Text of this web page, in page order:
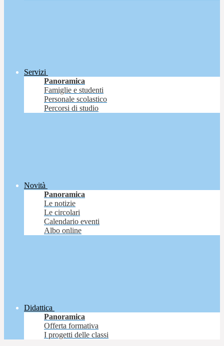
Servizi
Panoramica
Famiglie e studenti
Personale scolastico
Percorsi di studio
Novità
Panoramica
Le notizie
Le circolari
Calendario eventi
Albo online
Didattica
Panoramica
Offerta formativa
I progetti delle classi